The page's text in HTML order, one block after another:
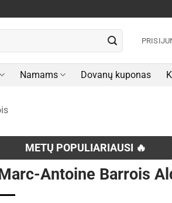
Namams Dovanų kuponas
METŲ POPULIARIAUSI 🔥
Antoine Barrois